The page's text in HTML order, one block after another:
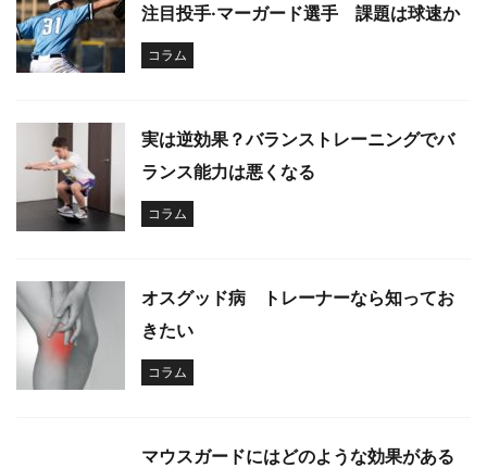
注目投手·マーガード選手 課題は球速か
コラム
実は逆効果？バランストレーニングでバ
ランス能力は悪くなる
コラム
オスグッド病 トレーナーなら知ってお
きたい
コラム
マウスガードにはどのような効果がある